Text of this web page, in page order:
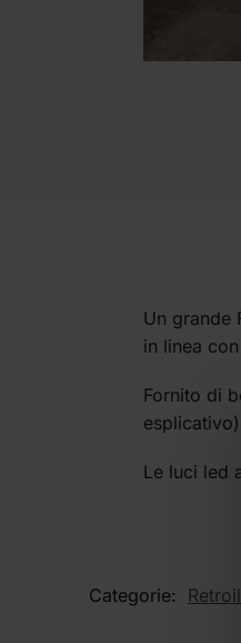
Un grande
in linea
Fornito di
Le luci led
Categorie: